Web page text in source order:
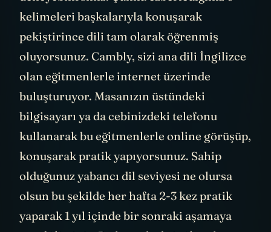
kelimeleri başkalarıyla konuşarak
pekiştirince dili tam olarak öğrenmiş
oluyorsunuz. Cambly, sizi ana dili İngilizce
olan eğitmenlerle internet üzerinde
buluşturuyor. Masanızın üstündeki
bilgisayarı ya da cebinizdeki telefonu
kullanarak bu eğitmenlerle online görüşüp,
konuşarak pratik yapıyorsunuz. Sahip
olduğunuz yabancı dil seviyesi ne olursa
olsun bu şekilde her hafta 2-3 kez pratik
yaparak 1 yıl içinde bir sonraki aşamaya